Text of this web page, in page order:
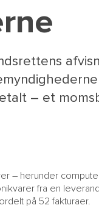
– et
– herunder
fra en
på 52 fakturaer.